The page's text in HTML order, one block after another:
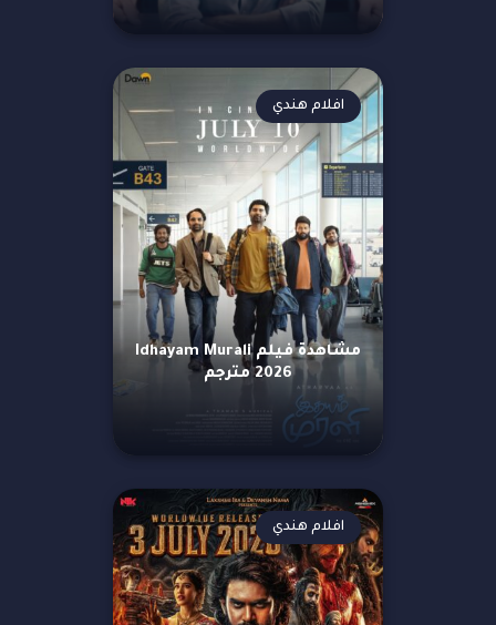
مشاهدة فيلم Idhayam Murali
2026 مترجم
افلام هندي
افلام هندي